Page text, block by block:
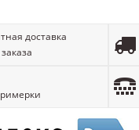
доставка